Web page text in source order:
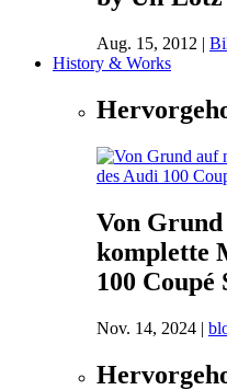
Aug. 15, 2012 |
History & Works
Von
komplette
100 Coupé
Nov. 14, 2024 |